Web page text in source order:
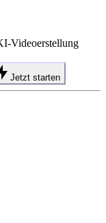
Videoerstellung
Jetzt starten